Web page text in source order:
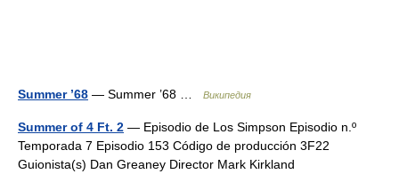
Summer ’68 — Summer ’68 … Википедия
Summer of 4 Ft. 2 — Episodio de Los Simpson Episodio n.º
Temporada 7 Episodio 153 Código de producción 3F22
Guionista(s) Dan Greaney Director Mark Kirkland